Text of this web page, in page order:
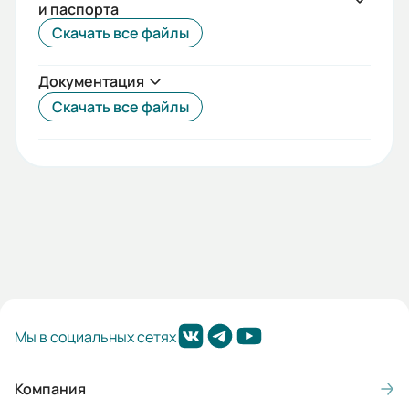
Гарантия, лет:
10
Срок службы, лет:
20
и паспорта
Скачать все файлы
Документация
Скачать все файлы
Мы в социальных сетях
Компания